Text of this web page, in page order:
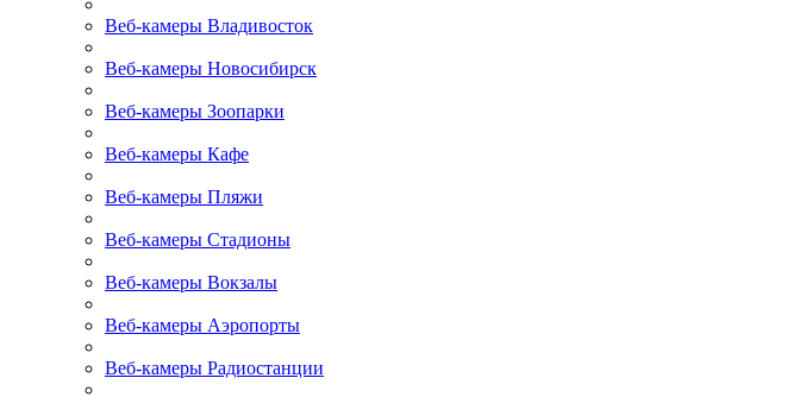
Веб-камеры Владивосток
Веб-камеры Новосибирск
Веб-камеры Зоопарки
Веб-камеры Кафе
Веб-камеры Пляжи
Веб-камеры Стадионы
Веб-камеры Вокзалы
Веб-камеры Аэропорты
Веб-камеры Радиостанции